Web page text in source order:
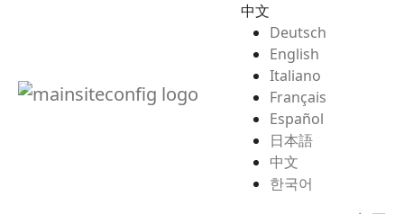
中文
Deutsch
English
Italiano
Français
Español
日本語
中文
한국어